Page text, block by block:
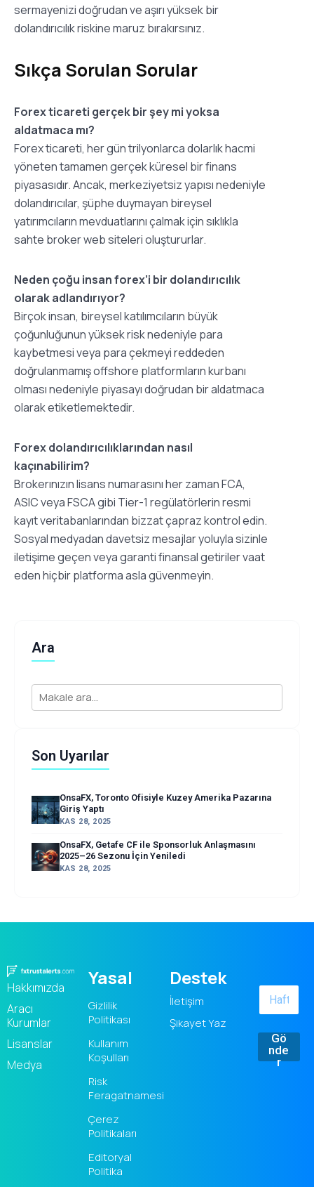
sermayenizi doğrudan ve aşırı yüksek bir
dolandırıcılık riskine maruz bırakırsınız.
Sıkça Sorulan Sorular
Forex ticareti gerçek bir şey mi yoksa
aldatmaca mı?
Forex ticareti, her gün trilyonlarca dolarlık hacmi
yöneten tamamen gerçek küresel bir finans
piyasasıdır. Ancak, merkeziyetsiz yapısı nedeniyle
dolandırıcılar, şüphe duymayan bireysel
yatırımcıların mevduatlarını çalmak için sıklıkla
sahte broker web siteleri oluştururlar.
Neden çoğu insan forex’i bir dolandırıcılık
olarak adlandırıyor?
Birçok insan, bireysel katılımcıların büyük
çoğunluğunun yüksek risk nedeniyle para
kaybetmesi veya para çekmeyi reddeden
doğrulanmamış offshore platformların kurbanı
olması nedeniyle piyasayı doğrudan bir aldatmaca
olarak etiketlemektedir.
Forex dolandırıcılıklarından nasıl
kaçınabilirim?
Brokerınızın lisans numarasını her zaman FCA,
ASIC veya FSCA gibi Tier-1 regülatörlerin resmi
kayıt veritabanlarından bizzat çapraz kontrol edin.
Sosyal medyadan davetsiz mesajlar yoluyla sizinle
iletişime geçen veya garanti finansal getiriler vaat
eden hiçbir platforma asla güvenmeyin.
Ara
Son Uyarılar
OnsaFX, Toronto Ofisiyle Kuzey Amerika Pazarına
Giriş Yaptı
KAS 28, 2025
OnsaFX, Getafe CF ile Sponsorluk Anlaşmasını
2025–26 Sezonu İçin Yeniledi
KAS 28, 2025
Hakkımızda
Aracı
Kurumlar
Lisanslar
Medya
Yasal
Gizlilik
Politikası
Kullanım
Koşulları
Risk
Feragatnamesi
Çerez
Politikaları
Editoryal
Politika
Destek
İletişim
Şikayet Yaz
Gö
nde
r